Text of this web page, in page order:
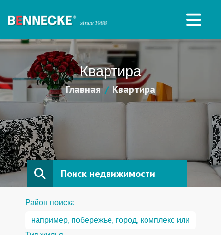
Квартира
Главная Квартира
Поиск недвижимости
Район поиска